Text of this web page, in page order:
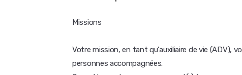
Missions
Votre mission, en tant qu'auxiliaire de vie (ADV),
personnes accompagnées.